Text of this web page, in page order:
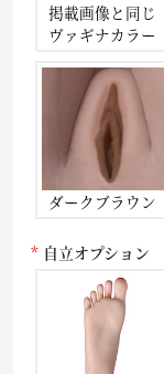
掲載画像と同じ
ヴァギナカラー
ダークブラウン
自立オプション